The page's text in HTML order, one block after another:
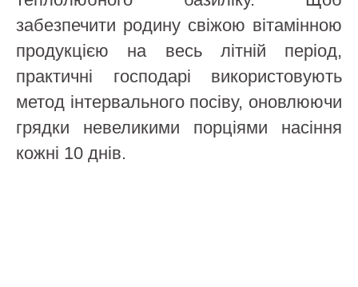
забезпечити родину свіжою вітамінною
продукцією на весь літній період,
практичні господарі використовують
метод інтервального посіву, оновлюючи
грядки невеликими порціями насіння
кожні 10 днів.